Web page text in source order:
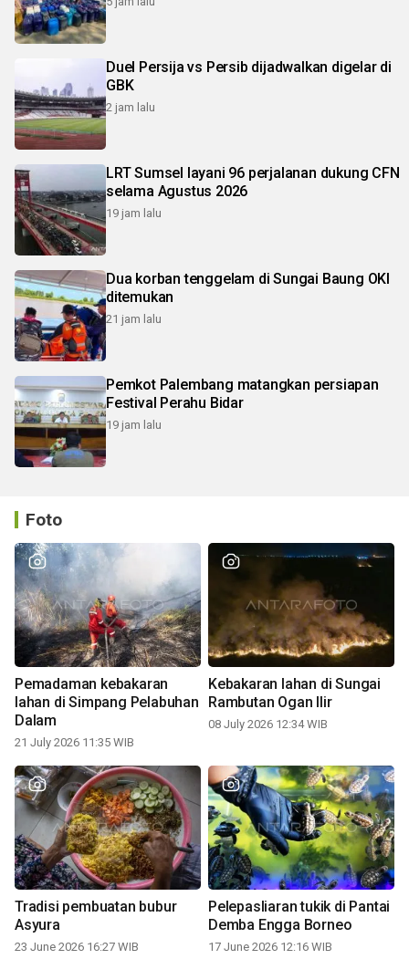
Duel Persija vs Persib dijadwalkan digelar di
GBK
2 jam lalu
LRT Sumsel layani 96 perjalanan dukung CFN
selama Agustus 2026
19 jam lalu
Dua korban tenggelam di Sungai Baung OKI
ditemukan
21 jam lalu
Pemkot Palembang matangkan persiapan
Festival Perahu Bidar
19 jam lalu
Foto
Pemadaman kebakaran
lahan di Simpang Pelabuhan
Dalam
21 July 2026 11:35 WIB
Kebakaran lahan di Sungai
Rambutan Ogan Ilir
08 July 2026 12:34 WIB
Tradisi pembuatan bubur
Asyura
23 June 2026 16:27 WIB
Pelepasliaran tukik di Pantai
Demba Engga Borneo
17 June 2026 12:16 WIB